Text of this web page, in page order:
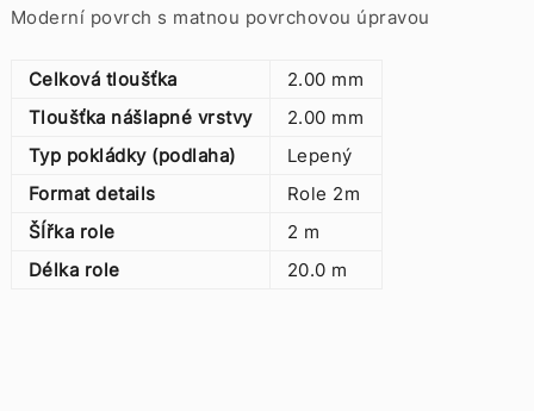
Moderní povrch s matnou povrchovou úpravou
Celková tloušťka
2.00 mm
Tloušťka nášlapné vrstvy
2.00 mm
Typ pokládky (podlaha)
Lepený
Format details
Role 2m
ŠÍřka role
2 m
Délka role
20.0 m